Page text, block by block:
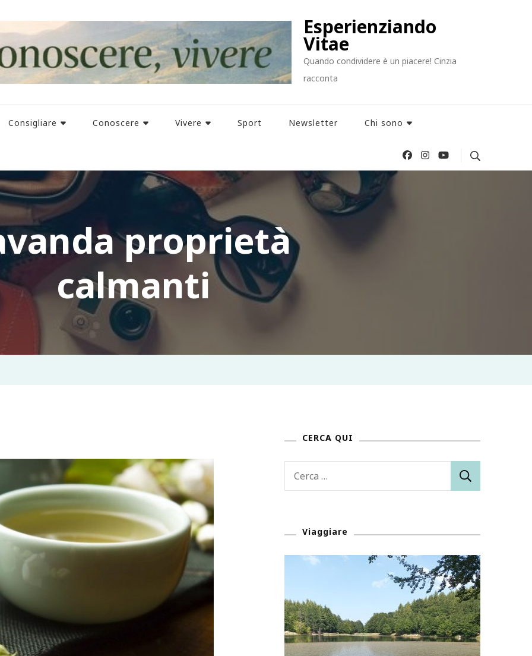
Esperienziando
Vitae
Quando condividere è un piacere! Cinzia
racconta
Consigliare Conoscere Vivere Sport Newsletter Chi sono
proprietà
calmanti
CERCA QUI
Viaggiare